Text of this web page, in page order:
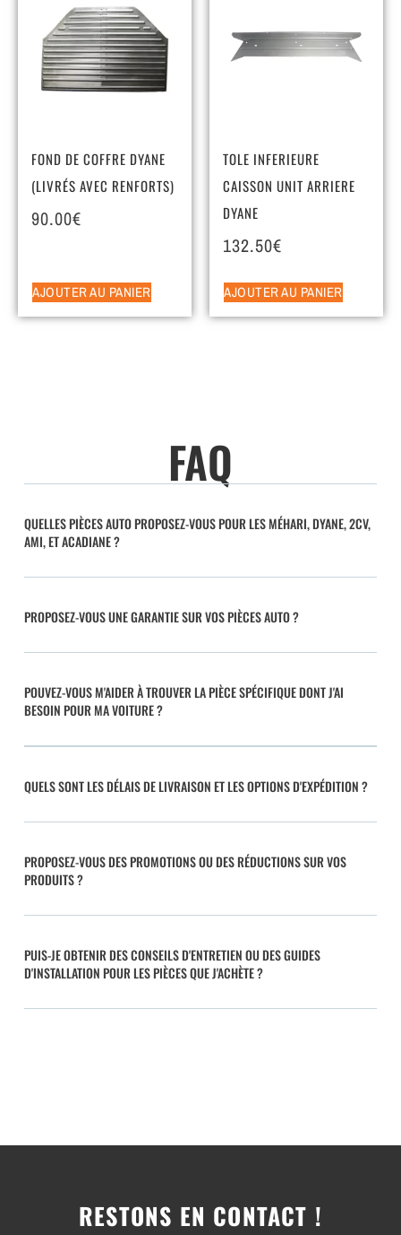
FOND DE COFFRE DYANE
(LIVRÉS AVEC RENFORTS)
90.00€
AJOUTER AU PANIER
TOLE INFERIEURE
CAISSON UNIT ARRIERE
DYANE
132.50€
AJOUTER AU PANIER
FAQ
QUELLES PIÈCES AUTO PROPOSEZ-VOUS POUR LES MÉHARI, DYANE, 2CV,
AMI, ET ACADIANE ?
PROPOSEZ-VOUS UNE GARANTIE SUR VOS PIÈCES AUTO ?
POUVEZ-VOUS M'AIDER À TROUVER LA PIÈCE SPÉCIFIQUE DONT J'AI
BESOIN POUR MA VOITURE ?
QUELS SONT LES DÉLAIS DE LIVRAISON ET LES OPTIONS D'EXPÉDITION ?
PROPOSEZ-VOUS DES PROMOTIONS OU DES RÉDUCTIONS SUR VOS
PRODUITS ?
PUIS-JE OBTENIR DES CONSEILS D'ENTRETIEN OU DES GUIDES
D'INSTALLATION POUR LES PIÈCES QUE J'ACHÈTE ?
RESTONS EN CONTACT !